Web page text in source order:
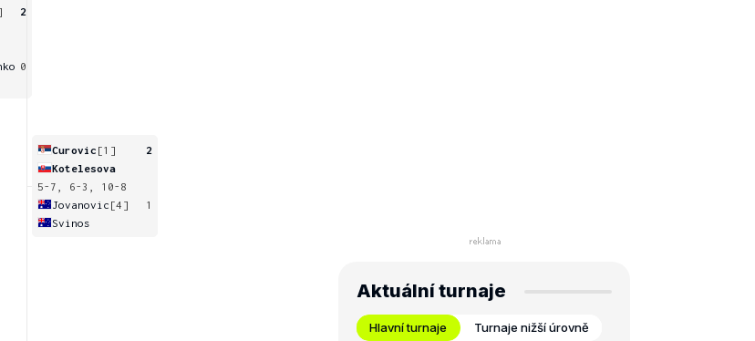
2
0
Curovic [1]
2
Kotelesova
5-7, 6-3, 10-8
Jovanovic [4]
1
Svinos
Aktuální turnaje
Hlavní turnaje Turnaje nižší úrovně